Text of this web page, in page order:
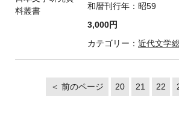
和暦刊行年： 昭59
3,000円
カテゴリー： 近代文学
＜ 前のページ 20 21 22